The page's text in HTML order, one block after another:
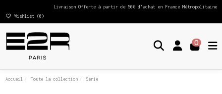
Livraison Offerte à partir de 50€ d'achat en France Métropolitaine
Wishlist (0)
0
Accueil Toute la collection Série